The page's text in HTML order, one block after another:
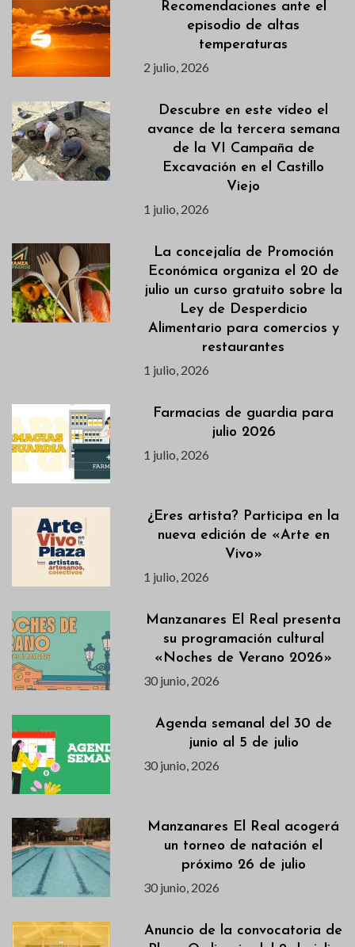
Recomendaciones ante el
episodio de altas
temperaturas
2 julio, 2026
Descubre en este vídeo el
avance de la tercera semana
de la VI Campaña de
Excavación en el Castillo
Viejo
1 julio, 2026
La concejalía de Promoción
Económica organiza el 20 de
julio un curso gratuito sobre la
Ley de Desperdicio
Alimentario para comercios y
restaurantes
1 julio, 2026
Farmacias de guardia para
julio 2026
1 julio, 2026
¿Eres artista? Participa en la
nueva edición de «Arte en
Vivo»
1 julio, 2026
Manzanares El Real presenta
su programación cultural
«Noches de Verano 2026»
30 junio, 2026
Agenda semanal del 30 de
junio al 5 de julio
30 junio, 2026
Manzanares El Real acogerá
un torneo de natación el
próximo 26 de julio
30 junio, 2026
Anuncio de la convocatoria de